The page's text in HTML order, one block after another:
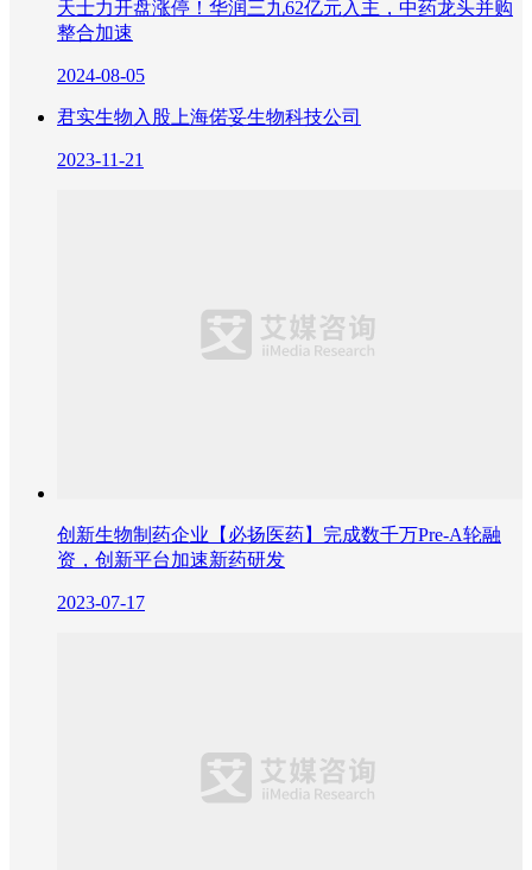
天士力开盘涨停！华润三九62亿元入主，中药龙头并购
整合加速
2024-08-05
君实生物入股上海偌妥生物科技公司
2023-11-21
创新生物制药企业【必扬医药】完成数千万Pre-A轮融
资，创新平台加速新药研发
2023-07-17